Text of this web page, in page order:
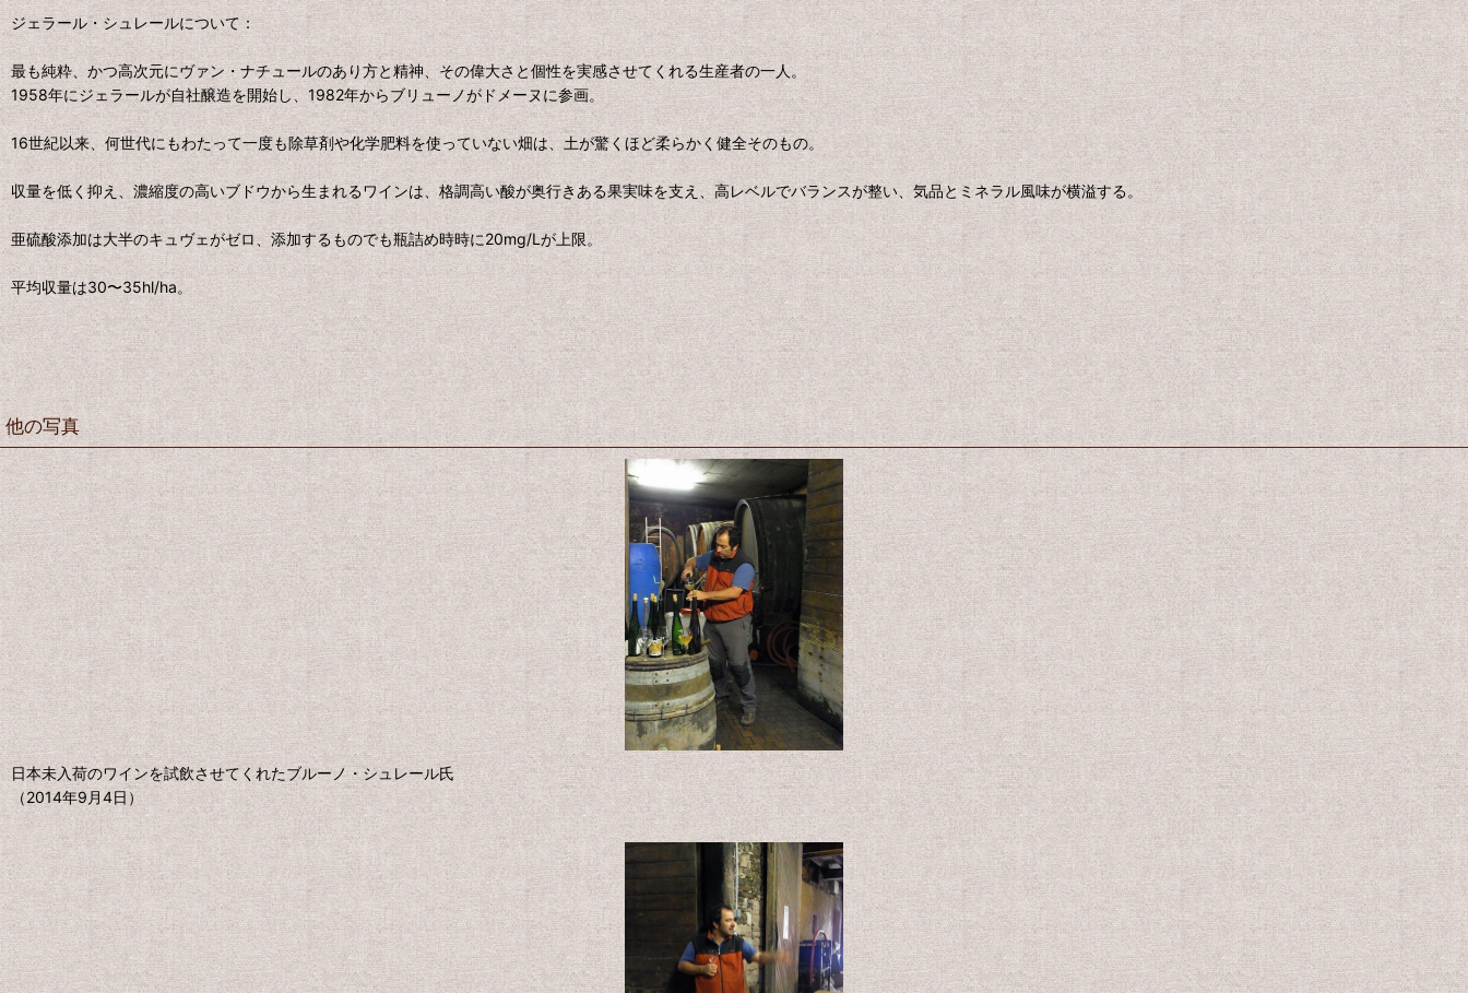
ジェラール・シュレールについて：
最も純粋、かつ高次元にヴァン・ナチュールのあり方と精神、その偉大さと個性を実感させてくれる生産者の一人。
1958年にジェラールが自社醸造を開始し、1982年からブリューノがドメーヌに参画。
16世紀以来、何世代にもわたって一度も除草剤や化学肥料を使っていない畑は、土が驚くほど柔らかく健全そのもの。
収量を低く抑え、濃縮度の高いブドウから生まれるワインは、格調高い酸が奥行きある果実味を支え、高レベルでバランスが整い、気品とミネラル風味が横溢する。
亜硫酸添加は大半のキュヴェがゼロ、添加するものでも瓶詰め時時に20mg/Lが上限。
平均収量は30〜35hl/ha。
他の写真
日本未入荷のワインを試飲させてくれたブルーノ・シュレール氏
（2014年9月4日）